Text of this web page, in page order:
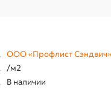
ООО «Профлист Сэндвич»
/м2
В наличии